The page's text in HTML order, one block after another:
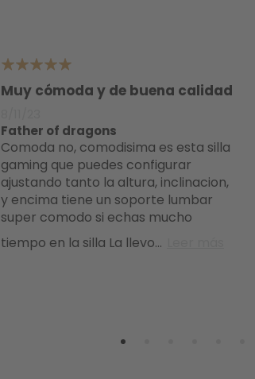
5Muy cómoda y de buena calidad
Father of dragons
Comoda no, comodisima es esta silla
gaming que puedes configurar
ajustando tanto la altura, inclinacion,
y encima tiene un soporte lumbar
super comodo si echas mucho
tiempo en la silla La llevo...